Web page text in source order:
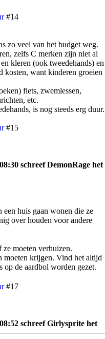
#14
zo veel van het budget weg.
zelfs C merken zijn niet al
kleren (ook tweedehands) en
kosten, want kinderen groeien
fiets, zwemlessen,
etc.
is nog steeds erg duur.
#15
schreef DemonRage het
huis gaan wonen die ze
over houden voor andere
moeten verhuizen.
moeten krijgen. Vind het altijd
op de aardbol worden gezet.
#17
schreef Girlysprite het